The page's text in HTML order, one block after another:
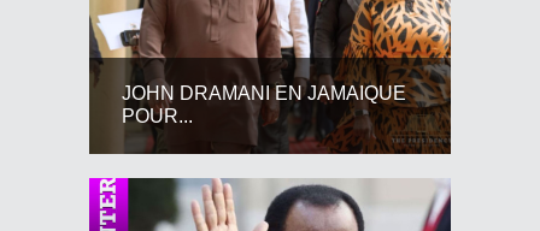
JOHN DRAMANI EN JAMAIQUE
POUR...